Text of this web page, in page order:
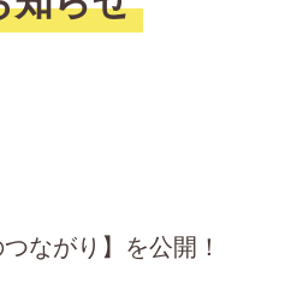
ながり】を公開！